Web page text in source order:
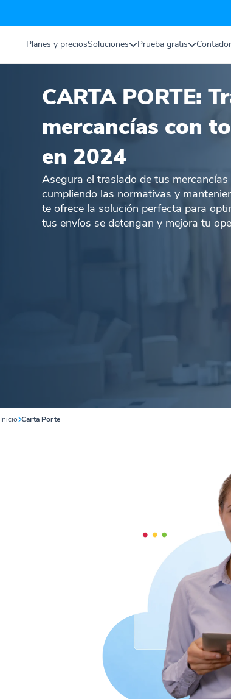
Planes y preciosSoluciones Prueba gratis
CARTA PORTE:
mercancías con
en 2024
Asegura el traslado de tus
cumpliendo las normativas y
te ofrece la solución perfecta para
tus envíos se detengan y mejora tu
Inicio Carta Porte